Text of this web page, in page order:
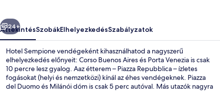
Következő
24+
ÁttekintésSzobákElhelyezkedésSzabályzatok
Hotel Sempione vendégeként kihasználhatod a nagyszerű
elhelyezkedés előnyeit: Corso Buenos Aires és Porta Venezia is csak
10 percre lesz gyalog. Aaz étterem – Piazza Repubblica – ízletes
fogásokat (helyi és nemzetközi) kínál az éhes vendégeknek. Piazza
del Duomo és Milánói dóm is csak 5 perc autóval. Más utazók nagyra